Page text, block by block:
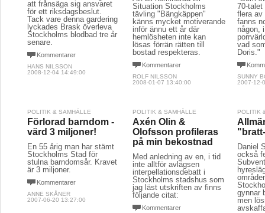
att frånsäga sig ansvaret
för ett riksdagsbeslut.
Tack vare denna gardering
lyckades Brask överleva
Stockholms blodbad tre år
senare.
Kommentarer
HANS NILSSON
2008-12-04 14:49:00
Situation Stockholms
tävling "Bängkäppen"
känns mycket motiverande
inför ännu ett år där
hemlösheten inte kan
lösas förrän rätten till
bostad respekteras.
Kommentarer
ROLF NILSSON
2008-01-07 13:40:00
70-talet
flera av
fanns
någon,
vad
Doris."
SUNNY
2007-12-
POLITIK & SAMHÄLLE
Förlorad barndom -
värd 3 miljoner!
En 55 årig man har stämt
Stockholms Stad för
stulna barndomsår. Kravet
är 3 miljoner.
Kommentarer
ANNE SKÅNER
2007-06-20 13:27:00
POLITIK & SAMHÄLLE
Axén Olin &
Olofsson profileras
på min bekostnad
Med anledning av en, i tid
inte alltför avlägsen
interpellationsdebatt i
Stockholms stadshus som
jag läst utskriften av finns
följande citat:
Kommentarer
POLITIK
Daniel
också
gynnar
men